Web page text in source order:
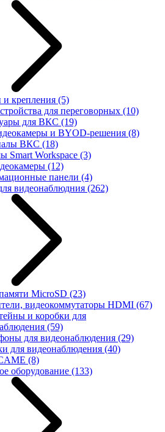
и крепления (5)
для переговорных (10)
для ВКС (19)
и BYOD-решения (8)
ВКС (18)
Smart Workspace (3)
(12)
панели (4)
видеонаблюдния (262)
MicroSD (23)
видеокоммутаторы HDMI (67)
и коробки для
(59)
для видеонаблюдения (29)
для видеонаблюдения (40)
(8)
оборудование (133)